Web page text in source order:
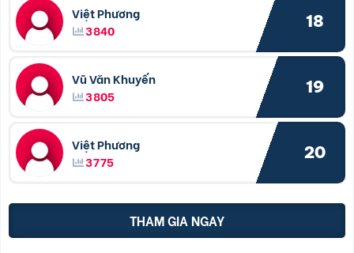
Việt Phương
3840
18
Vũ Văn Khuyến
3805
19
Việt Phương
3775
20
THAM GIA NGAY